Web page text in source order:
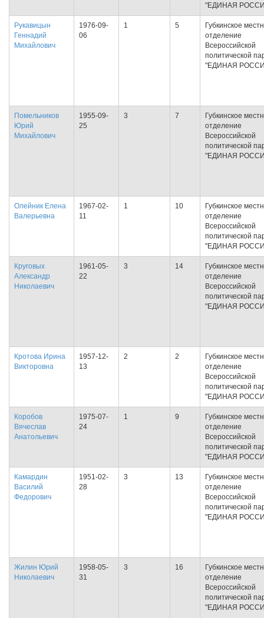
"ЕДИНАЯ
Рукавицын
Геннадий
Михайлович
1976-09-
06
1 5
Губкинское
отделение
Всероссийской
политической
"ЕДИНАЯ
Помельников
Юрий
Михайлович
1955-09-
25
3 7
Губкинское
отделение
Всероссийской
политической
"ЕДИНАЯ
Олейник Елена
Валерьевна
1967-02-
11
1 10
Губкинское
отделение
Всероссийской
политической
"ЕДИНАЯ
Круговых
Александр
Николаевич
1961-05-
22
3 14
Губкинское
отделение
Всероссийской
политической
"ЕДИНАЯ
Кротова Ирина
Викторовна
1957-12-
13
2 2
Губкинское
отделение
Всероссийской
политической
"ЕДИНАЯ
Коробов
Вячеслав
Анатольевич
1975-07-
24
1 9
Губкинское
отделение
Всероссийской
политической
"ЕДИНАЯ
Камардин
Василий
Федорович
1951-02-
28
3 13
Губкинское
отделение
Всероссийской
политической
"ЕДИНАЯ
Жилин Юрий
Николаевич
1958-05-
31
3 16
Губкинское
отделение
Всероссийской
политической
"ЕДИНАЯ